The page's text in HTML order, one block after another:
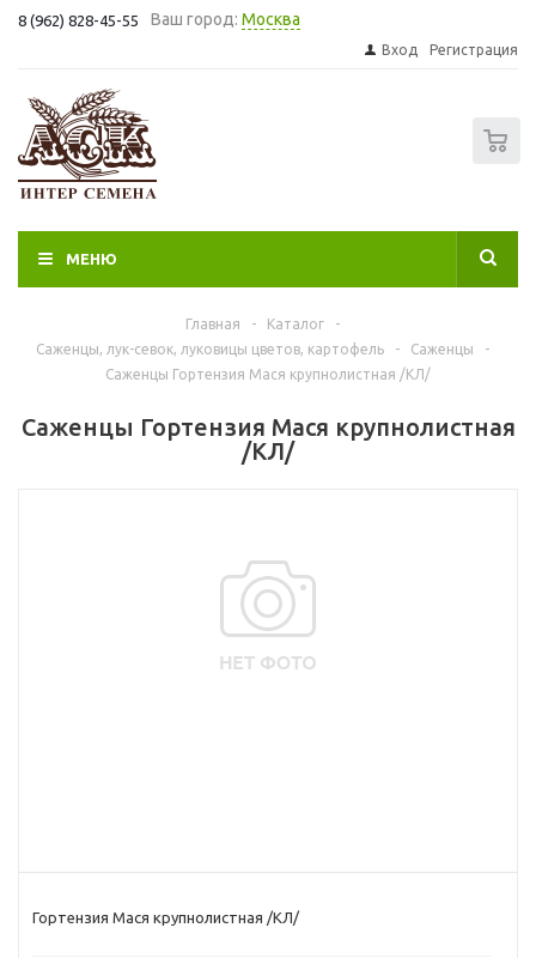
8 (962) 828-45-55 Ваш город: Москва
Вход Регистрация
МЕНЮ
Главная - Каталог
-
Саженцы, лук-севок, луковицы цветов, картофель
- Саженцы
-
Саженцы Гортензия Мася крупнолистная /КЛ/
Саженцы Гортензия Мася крупнолистная
/КЛ/
Гортензия Мася крупнолистная /КЛ/